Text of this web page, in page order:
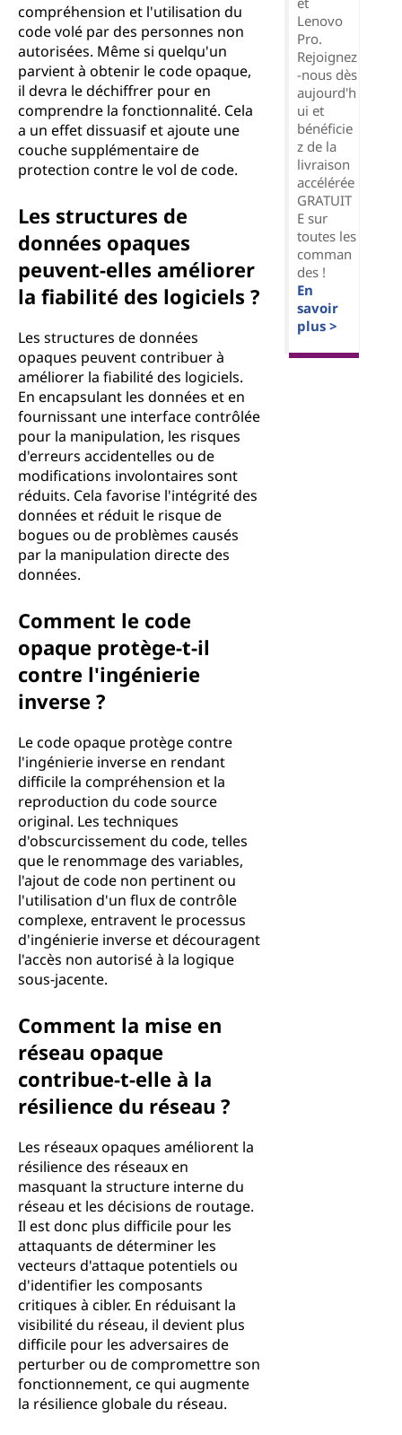
compréhension et l'utilisation du
code volé par des personnes non
autorisées. Même si quelqu'un
parvient à obtenir le code opaque,
il devra le déchiffrer pour en
comprendre la fonctionnalité. Cela
a un effet dissuasif et ajoute une
couche supplémentaire de
protection contre le vol de code.
Les structures de
données opaques
peuvent-elles améliorer
la fiabilité des logiciels ?
Les structures de données
opaques peuvent contribuer à
améliorer la fiabilité des logiciels.
En encapsulant les données et en
fournissant une interface contrôlée
pour la manipulation, les risques
d'erreurs accidentelles ou de
modifications involontaires sont
réduits. Cela favorise l'intégrité des
données et réduit le risque de
bogues ou de problèmes causés
par la manipulation directe des
données.
Comment le code
opaque protège-t-il
contre l'ingénierie
inverse ?
Le code opaque protège contre
l'ingénierie inverse en rendant
difficile la compréhension et la
reproduction du code source
original. Les techniques
d'obscurcissement du code, telles
que le renommage des variables,
l'ajout de code non pertinent ou
l'utilisation d'un flux de contrôle
complexe, entravent le processus
d'ingénierie inverse et découragent
l'accès non autorisé à la logique
sous-jacente.
Comment la mise en
réseau opaque
contribue-t-elle à la
résilience du réseau ?
Les réseaux opaques améliorent la
résilience des réseaux en
masquant la structure interne du
réseau et les décisions de routage.
Il est donc plus difficile pour les
attaquants de déterminer les
vecteurs d'attaque potentiels ou
d'identifier les composants
critiques à cibler. En réduisant la
visibilité du réseau, il devient plus
difficile pour les adversaires de
perturber ou de compromettre son
fonctionnement, ce qui augmente
la résilience globale du réseau.
Lenovo
Pro.
Rejoignez
-nous dès
aujourd'h
ui et
bénéficie
z de la
livraison
accélérée
GRATUIT
E sur
toutes les
comman
des !
En
savoir
plus >